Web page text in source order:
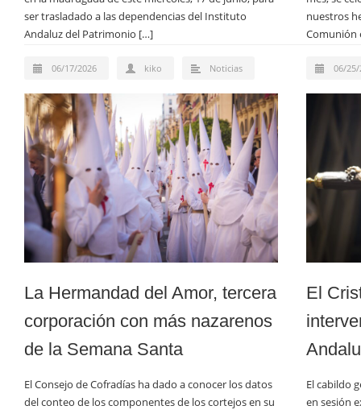
nuestros
Comunión
06/25/
ser trasladado a las dependencias del Instituto
Andaluz del Patrimonio […]
06/17/2026 kiko Noticias
El
El cabildo
en sesión
La Hermandad del Amor, tercera
corporación con más nazarenos
de la Semana Santa
El Consejo de Cofradías ha dado a conocer los datos
del conteo de los componentes de los cortejos en su